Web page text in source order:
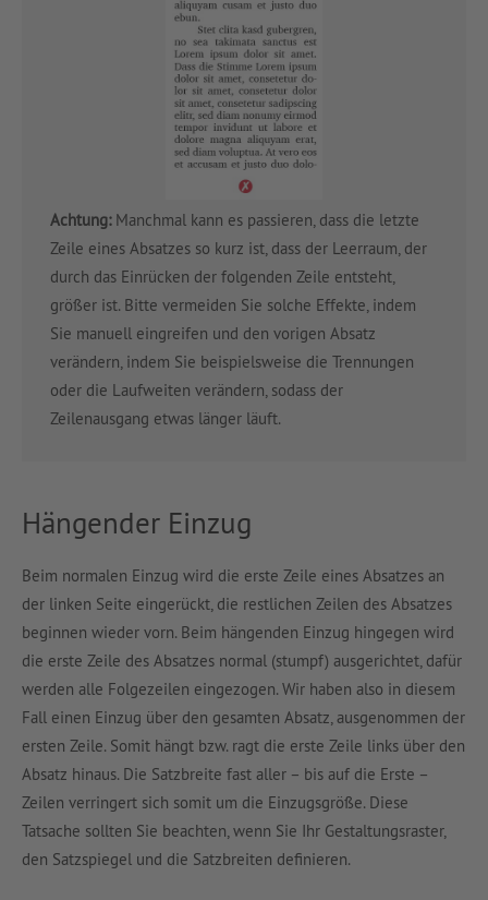
Achtung:Manchmal kann es passieren, dass die letzte
Zeile eines Absatzes so kurz ist, dass der Leerraum, der
durch das Einrücken der folgenden Zeile entsteht,
größer ist. Bitte vermeiden Sie solche Effekte, indem
Sie manuell eingreifen und den vorigen Absatz
verändern, indem Sie beispielsweise die Trennungen
oder die Laufweiten verändern, sodass der
Zeilenausgang etwas länger läuft.
Hängender Einzug
Beim normalen Einzug wird die erste Zeile eines Absatzes an
der linken Seite eingerückt, die restlichen Zeilen des Absatzes
beginnen wieder vorn. Beim hängenden Einzug hingegen wird
die erste Zeile des Absatzes normal (stumpf) ausgerichtet, dafür
werden alle Folgezeilen eingezogen. Wir haben also in diesem
Fall einen Einzug über den gesamten Absatz, ausgenommen der
ersten Zeile. Somit hängt bzw. ragt die erste Zeile links über den
Absatz hinaus. Die Satzbreite fast aller – bis auf die Erste –
Zeilen verringert sich somit um die Einzugsgröße. Diese
Tatsache sollten Sie beachten, wenn Sie Ihr Gestaltungsraster,
den Satzspiegel und die Satzbreiten definieren.